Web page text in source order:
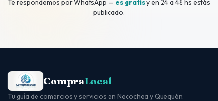
Te respondemos por WhatsApp — es gratisy en 24 a 48 hs estás
publicado.
CompraLocal
Tu guía de comercios y servicios en Necochea y Quequén.